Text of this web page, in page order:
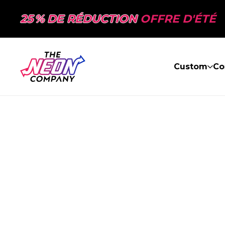
25 % DE RÉDUCTIONOFFRE D'ÉTÉ
Custom